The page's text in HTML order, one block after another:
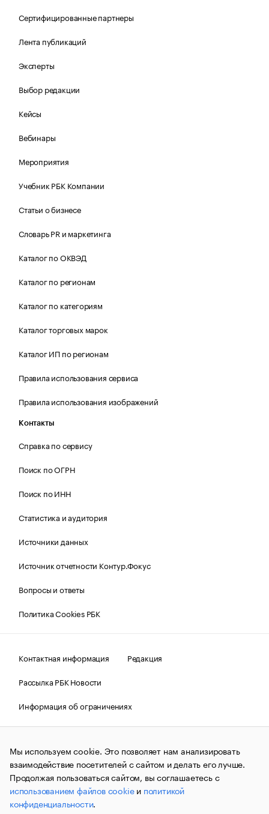
Сертифицированные партнеры
Лента публикаций
Эксперты
Выбор редакции
Кейсы
Вебинары
Мероприятия
Учебник РБК Компании
Статьи о бизнесе
Словарь PR и маркетинга
Каталог по ОКВЭД
Каталог по регионам
Каталог по категориям
Каталог торговых марок
Каталог ИП по регионам
Правила использования сервиса
Правила использования изображений
Контакты
Справка по сервису
Поиск по ОГРН
Поиск по ИНН
Статистика и аудитория
Источники данных
Источник отчетности Контур.Фокус
Вопросы и ответы
Политика Cookies РБК
Контактная информация
Редакция
Рассылка РБК Новости
Информация об ограничениях
Правовая информация
О соблюдении авторских прав
© АО «РОСБИЗНЕСКОНСАЛТИНГ»,1995–2026.Сообщения
и материалы информационного агентства «РБК»
(зарегистрировано Федеральной службой по надзору в сфере
связи, информационных технологий и массовых
коммуникаций (Роскомнадзор) 09.12.2015 за номером ИА
№ФС77-63848) сопровождаются пометкой «РБК». Отдельные
публикации могут содержать информацию,
Мы используем cookie. Это позволяет нам анализировать
взаимодействие посетителей с сайтом и делать его лучше.
Продолжая пользоваться сайтом, вы соглашаетесь с
использованием файлов cookieи политикой
конфиденциальности.